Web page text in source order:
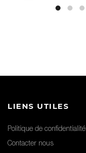
LIENS UTILES
Politique de confidentialité
Contacter nous